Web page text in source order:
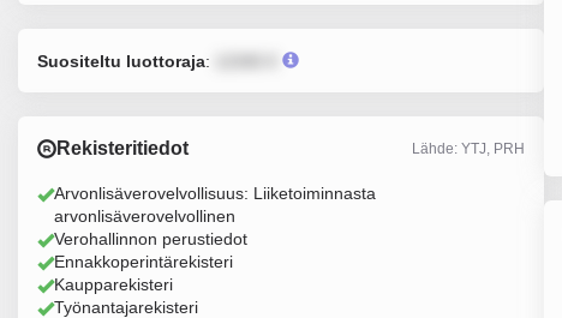
Suositeltu luottoraja:
Rekisteritiedot Lähde: YTJ, PRH
Arvonlisäverovelvollisuus: Liiketoiminnasta
arvonlisäverovelvollinen
Verohallinnon perustiedot
Ennakkoperintärekisteri
Kaupparekisteri
Työnantajarekisteri